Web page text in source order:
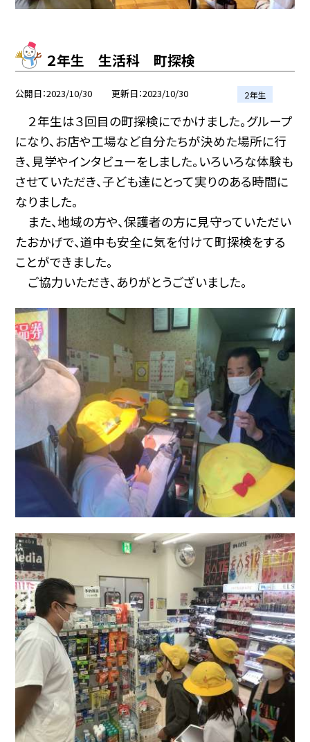
２年生 生活科 町探検
公開日 2023/10/30 更新日 2023/10/30 ２年生
２年生は３回目の町探検にでかけました。グループ
になり、お店や工場など自分たちが決めた場所に行
き、見学やインタビューをしました。いろいろな体験も
させていただき、子ども達にとって実りのある時間に
なりました。
また、地域の方や、保護者の方に見守っていただい
たおかげで、道中も安全に気を付けて町探検をする
ことができました。
ご協力いただき、ありがとうございました。